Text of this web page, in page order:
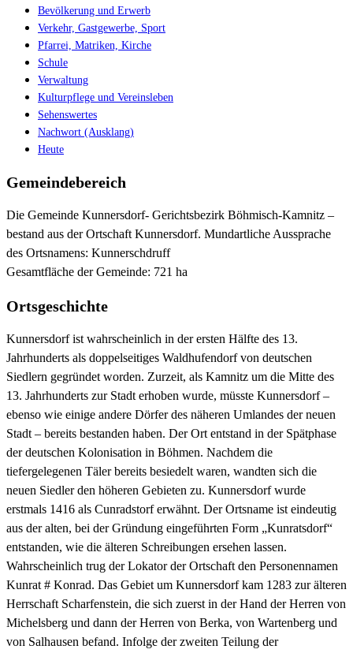
Bevölkerung und Erwerb
Verkehr, Gastgewerbe, Sport
Pfarrei, Matriken, Kirche
Schule
Verwaltung
Kulturpflege und Vereinsleben
Sehenswertes
Nachwort (Ausklang)
Heute
Gemeindebereich
Die Gemeinde Kunnersdorf- Gerichtsbezirk Böhmisch-Kamnitz –
bestand aus der Ortschaft Kunnersdorf. Mundartliche Aussprache
des Ortsnamens: Kunnerschdruff
Gesamtfläche der Gemeinde: 721 ha
Ortsgeschichte
Kunnersdorf ist wahrscheinlich in der ersten Hälfte des 13.
Jahrhunderts als doppelseitiges Waldhufendorf von deutschen
Siedlern gegründet worden. Zurzeit, als Kamnitz um die Mitte des
13. Jahrhunderts zur Stadt erhoben wurde, müsste Kunnersdorf –
ebenso wie einige andere Dörfer des näheren Umlandes der neuen
Stadt – bereits bestanden haben. Der Ort entstand in der Spätphase
der deutschen Kolonisation in Böhmen. Nachdem die
tiefergelegenen Täler bereits besiedelt waren, wandten sich die
neuen Siedler den höheren Gebieten zu. Kunnersdorf wurde
erstmals 1416 als Cunradstorf erwähnt. Der Ortsname ist eindeutig
aus der alten, bei der Gründung eingeführten Form „Kunratsdorf“
entstanden, wie die älteren Schreibungen ersehen lassen.
Wahrscheinlich trug der Lokator der Ortschaft den Personennamen
Kunrat # Konrad. Das Gebiet um Kunnersdorf kam 1283 zur älteren
Herrschaft Scharfenstein, die sich zuerst in der Hand der Herren von
Michelsberg und dann der Herren von Berka, von Wartenberg und
von Salhausen befand. Infolge der zweiten Teilung der